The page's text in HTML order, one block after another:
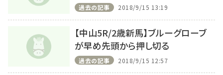
過去の記事 2018/9/15 13:19
【中山5R/2歳新馬】ブルーグローブ
が早め先頭から押し切る
過去の記事 2018/9/15 12:57